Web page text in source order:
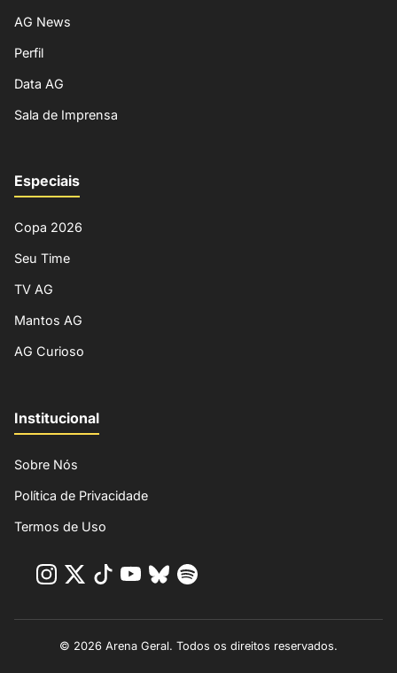
AG News
Perfil
Data AG
Sala de Imprensa
Especiais
Copa 2026
Seu Time
TV AG
Mantos AG
AG Curioso
Institucional
Sobre Nós
Política de Privacidade
Termos de Uso
© 2026 Arena Geral. Todos os direitos reservados.